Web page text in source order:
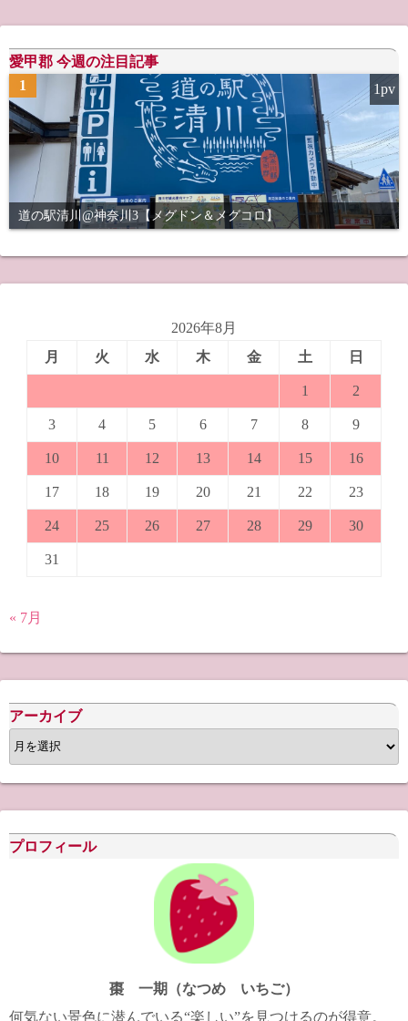
愛甲郡 今週の注目記事
1
道の駅清川@神奈川3【メグドン＆メグコロ】
1pv
2026年8月
月
火 水 木 金 土 日
1 2
3 4 5 6 7 8 9
10 11 12 13 14 15 16
17 18 19 20 21 22 23
24 25 26 27 28 29 30
31
« 7月
アーカイブ
ア
ー
カ
イ
ブ
プロフィール
棗 一期（なつめ いちご）
何気ない景色に潜んでいる“楽しい”を見つけるのが得意。